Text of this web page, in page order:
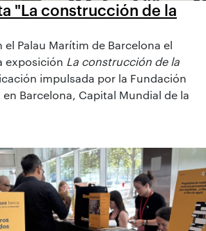
"La construcción de la
el Palau Marítim de Barcelona el
exposición La construcción de la
impulsada por la Fundación
Barcelona, Capital Mundial de la